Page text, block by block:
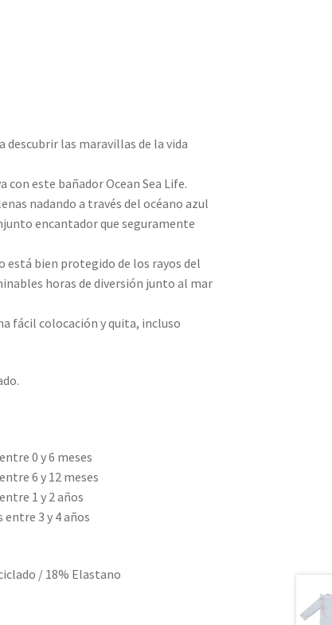
descubrir las maravillas de la vida
con este bañador Ocean Sea Life.
nadando a través del océano azul
encantador que seguramente
está bien protegido de los rayos del
horas de diversión junto al mar
fácil colocación y quita, incluso
0 y 6 meses
6 y 12 meses
1 y 2 años
entre 3 y 4 años
/ 18% Elastano